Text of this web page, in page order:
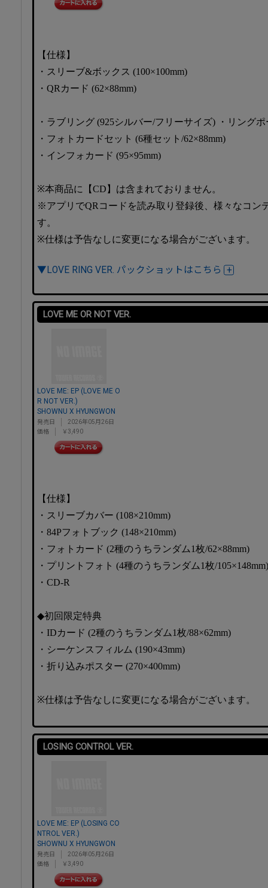
【仕様】
・スリーブ&ボックス (100×100mm)
・QRカード (62×88mm)
・ラブリング (925シルバー/フリーサイズ) ・リングポ
・フォトカードセット (6種セット/62×88mm)
・インフォカード (95×95mm)
※本商品に【CD】は含まれておりません。
※アプリでQRコードを読み取り登録後、様々なコン
す。
※仕様は予告なしに変更になる場合がございます。
▼LOVE RING VER. パックショットはこちら
LOVE ME OR NOT VER.
LOVE ME: EP (LOVE ME O
R NOT VER.)
SHOWNU X HYUNGWON
発売日
2026年05月26日
価格
￥3,490
【仕様】
・スリーブカバー (108×210mm)
・84Pフォトブック (148×210mm)
・フォトカード (2種のうちランダム1枚/62×88mm)
・プリントフォト (4種のうちランダム1枚/105×148mm)
・CD-R
◆初回限定特典
・IDカード (2種のうちランダム1枚/88×62mm)
・シーケンスフィルム (190×43mm)
・折り込みポスター (270×400mm)
※仕様は予告なしに変更になる場合がございます。
LOSING CONTROL VER.
LOVE ME: EP (LOSING CO
NTROL VER.)
SHOWNU X HYUNGWON
発売日
2026年05月26日
価格
￥3,490